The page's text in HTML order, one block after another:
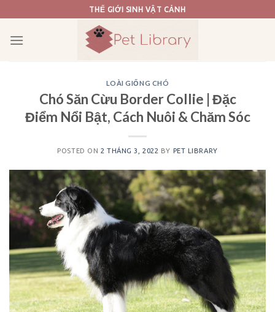
to
content
THẾ GIỚI SINH VẬT CẢNH
LOÀI GIỐNG CHÓ
Chó Săn Cừu Border Collie | Đặc
Điểm Nổi Bật, Cách Nuôi & Chăm Sóc
POSTED ON 2 THÁNG 3, 2022 BY PET LIBRARY